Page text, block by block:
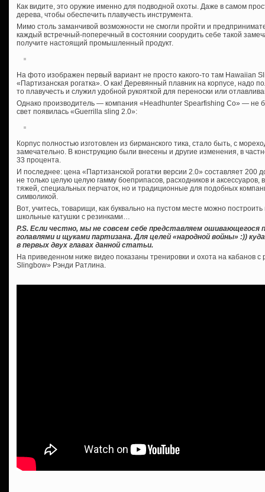
Как видите, это оружие именно для подводной охоты. Даже в самом
дерева, чтобы обеспечить плавучесть инструмента.
Мимо столь заманчивой возможности не смогли пройти и
каждый встречный-поперечный в состоянии соорудить себе такой
получите настоящий промышленный продукт.
На фото изображен первый вариант не просто какого-то там Hawaiian
«Партизанская рогатка». О как! Деревянный плавник на корпусе, надо
то плавучесть и служил удобной рукояткой для переноски или
Однако производитель — компания «Headhunter Spearfishing Co» — не
свет появилась «Guerrilla sling 2.0»:
Корпус полностью изготовлен из бирманского тика, стало быть, с
замечательно. В конструкцию были внесены и другие изменения, в
33 процента.
И последнее: цена «Партизанской рогатки версии 2.0» составляет 200
не только целую целую гамму боеприпасов, расходников и аксессуаров,
тяжей, специальных перчаток, но и традиционные для подобных
символикой.
Вот, учитесь, товарищи, как буквально на пустом месте можно
школьные катушки с резинками…
P.S. Если честно, мы не совсем себе представляем ошивающегося
голавлями и щуками партизана. Для целей «народной войны» :))
в первых двух главах данной статьи.
На приведенном ниже видео показаны тренировки и охота на кабанов с
Slingbow» Рэнди Ратлина.